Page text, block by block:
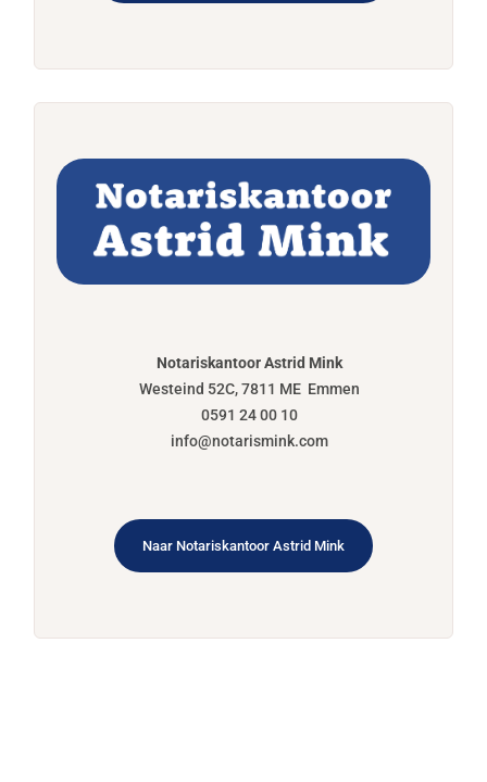
Notariskantoor Astrid Mink
Westeind 52C, 7811 ME Emmen
0591 24 00 10
info@notarismink.com
Naar Notariskantoor Astrid Mink